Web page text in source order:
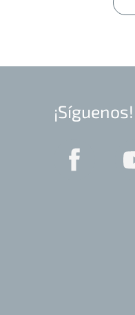
¡Síguenos!